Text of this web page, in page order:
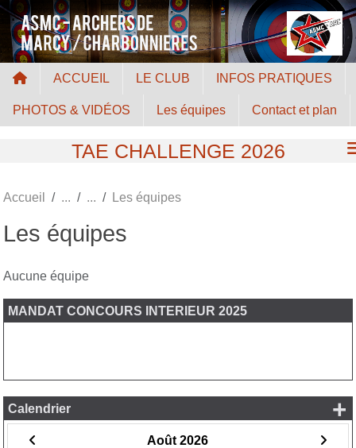
ACCUEIL LE CLUB INFOS PRATIQUES
PHOTOS & VIDÉOS Les équipes Contact et plan
TAE CHALLENGE 2026
Accueil Les équipes
Les équipes
Aucune équipe
MANDAT CONCOURS INTERIEUR 2025
Calendrier
Août 2026
+
Panneau de gestion des cookies